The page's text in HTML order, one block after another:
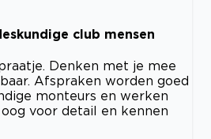
club mensen
Denken met je mee
Afspraken worden goed
monteurs en werken
voor detail en kennen